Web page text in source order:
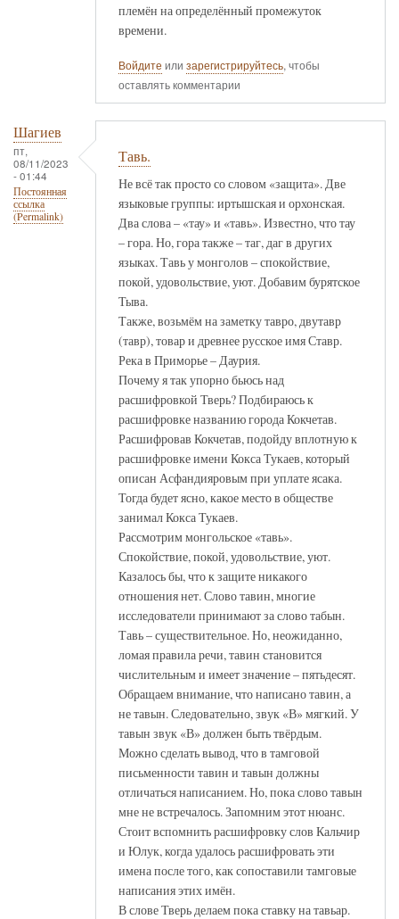
племён на определённый промежуток
времени.
Войдите или зарегистрируйтесь, чтобы
оставлять комментарии
Шагиев
пт,
08/11/2023
- 01:44
Постоянная
ссылка
(Permalink)
Тавь.
Не всё так просто со словом «защита». Две
языковые группы: иртышская и орхонская.
Два слова – «тау» и «тавь». Известно, что тау
– гора. Но, гора также – таг, даг в других
языках. Тавь у монголов – спокойствие,
покой, удовольствие, уют. Добавим бурятское
Тыва.
Также, возьмём на заметку тавро, двутавр
(тавр), товар и древнее русское имя Ставр.
Река в Приморье – Даурия.
Почему я так упорно бьюсь над
расшифровкой Тверь? Подбираюсь к
расшифровке названию города Кокчетав.
Расшифровав Кокчетав, подойду вплотную к
расшифровке имени Кокса Тукаев, который
описан Асфандияровым при уплате ясака.
Тогда будет ясно, какое место в обществе
занимал Кокса Тукаев.
Рассмотрим монгольское «тавь».
Спокойствие, покой, удовольствие, уют.
Казалось бы, что к защите никакого
отношения нет. Слово тавин, многие
исследователи принимают за слово табын.
Тавь – существительное. Но, неожиданно,
ломая правила речи, тавин становится
числительным и имеет значение – пятьдесят.
Обращаем внимание, что написано тавин, а
не тавын. Следовательно, звук «В» мягкий. У
тавын звук «В» должен быть твёрдым.
Можно сделать вывод, что в тамговой
письменности тавин и тавын должны
отличаться написанием. Но, пока слово тавын
мне не встречалось. Запомним этот нюанс.
Стоит вспомнить расшифровку слов Кальчир
и Юлук, когда удалось расшифровать эти
имена после того, как сопоставили тамговые
написания этих имён.
В слове Тверь делаем пока ставку на тавьар.